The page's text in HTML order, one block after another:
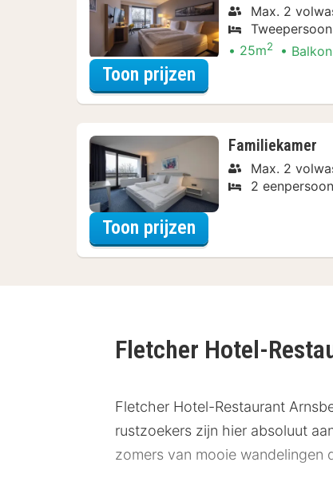
Max. 2
25m2 Balkon
Toon prijzen
Familiekamer
Max. 2
2
Toon prijzen
Fletcher Hotel-
Fletcher Hotel-Restaurant
rustzoekers zijn hier absoluut
zomers van mooie wandelingen